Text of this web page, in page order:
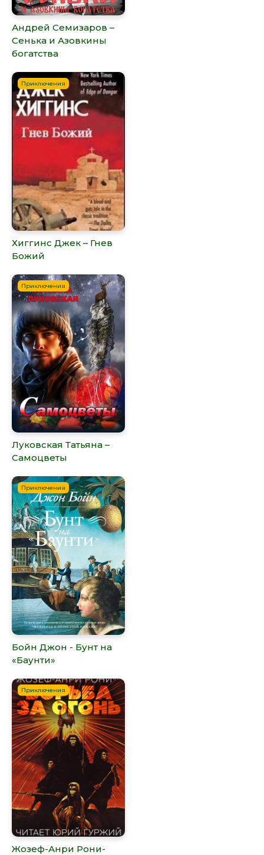
Андрей Семизаров –
Сенька и Азовкины
богатства
Приключения
Хиггинс Джек – Гнев
Божий
Приключения
Луковская Татьяна –
Самоцветы
Приключения
Бойн Джон - Бунт на
«Баунти»
Приключения
Жозеф-Анри Рони-